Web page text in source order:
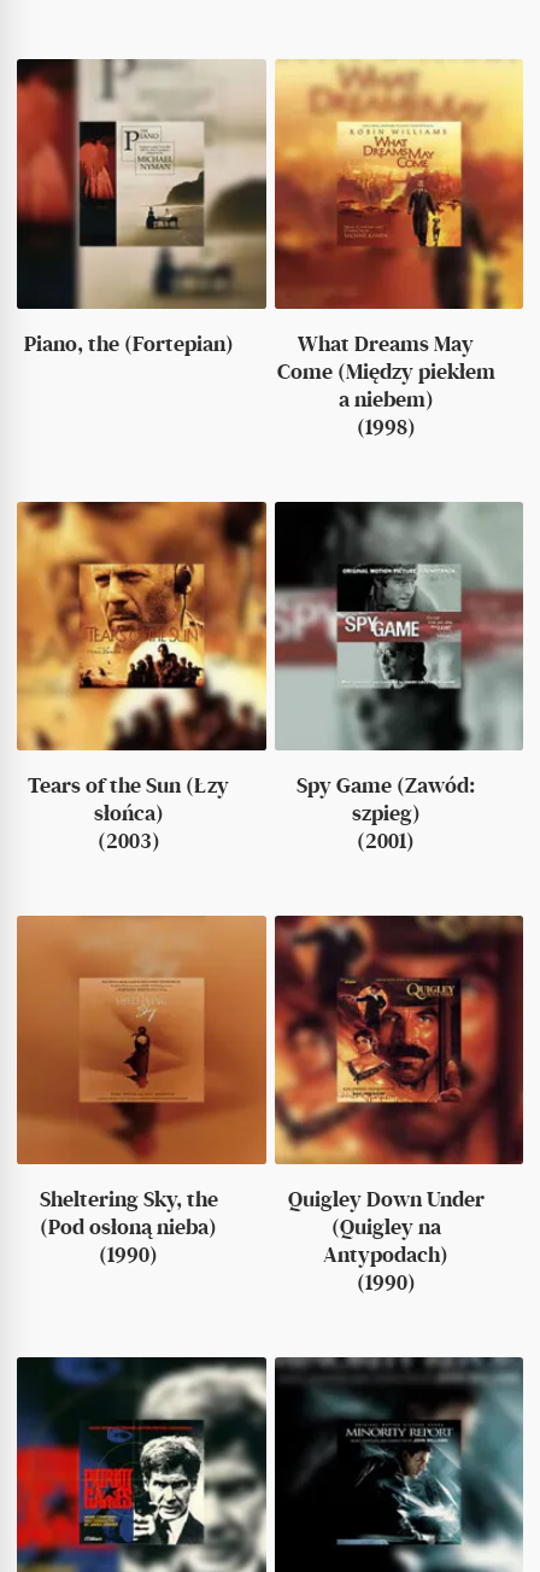
Piano, the (Fortepian)
What Dreams May
Come (Między piekłem
a niebem)
(1998)
Tears of the Sun (Łzy
słońca)
(2003)
Spy Game (Zawód:
szpieg)
(2001)
Sheltering Sky, the
(Pod osłoną nieba)
(1990)
Quigley Down Under
(Quigley na
Antypodach)
(1990)